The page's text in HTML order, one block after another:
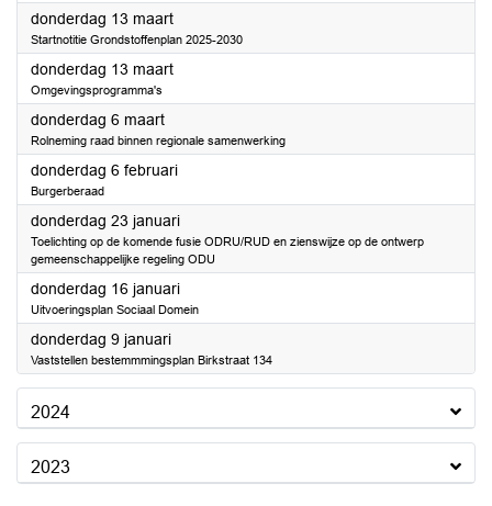
donderdag 13 maart2025
Startnotitie Grondstoffenplan 2025-2030
donderdag 13 maart2025
Omgevingsprogramma's
donderdag 6 maart2025
Rolneming raad binnen regionale samenwerking
donderdag 6 februari2025
Burgerberaad
donderdag 23 januari2025
Toelichting op de komende fusie ODRU/RUD en zienswijze op de ontwerp
gemeenschappelijke regeling ODU
donderdag 16 januari2025
Uitvoeringsplan Sociaal Domein
donderdag 9 januari2025
Vaststellen bestemmmingsplan Birkstraat 134
2024
2023